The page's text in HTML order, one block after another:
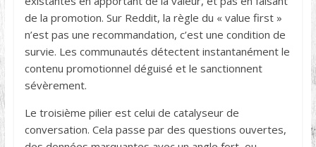
de la promotion. Sur Reddit, la règle du « value first »
n’est pas une recommandation, c’est une condition de
survie. Les communautés détectent instantanément le
contenu promotionnel déguisé et le sanctionnent
sévèrement.
Le troisième pilier est celui de catalyseur de
conversation. Cela passe par des questions ouvertes,